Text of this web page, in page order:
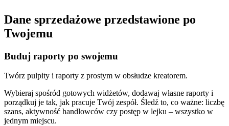
Dane sprzedażowe przedstawione po
Twojemu
Buduj raporty po swojemu
Twórz pulpity i raporty z prostym w obsłudze kreatorem.
Wybieraj spośród gotowych widżetów, dodawaj własne raporty i
porządkuj je tak, jak pracuje Twój zespół. Śledź to, co ważne: liczbę
szans, aktywność handlowców czy postęp w lejku – wszystko w
jednym miejscu.